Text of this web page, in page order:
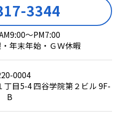
3344
～PM7:00
年末年始・ＧＷ休暇
0004
目5-4 四谷学院第２ビル 9F-
B